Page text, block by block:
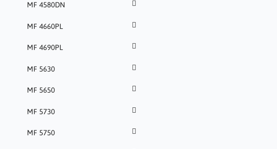
MF 4580DN
MF 4660PL
MF 4690PL
MF 5630
MF 5650
MF 5730
MF 5750